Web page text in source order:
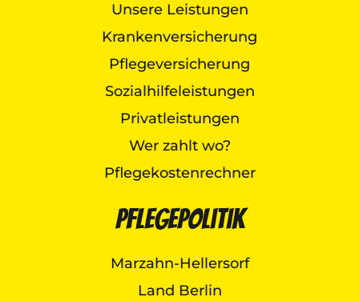
Unsere Leistungen
Krankenversicherung
Pflegeversicherung
Sozialhilfeleistungen
Privatleistungen
Wer zahlt wo?
Pflegekostenrechner
Pflegepolitik
Marzahn-Hellersorf
Land Berlin